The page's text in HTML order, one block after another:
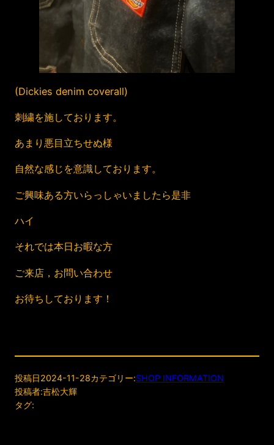
(Dickies denim coverall)
刺繍を施しております。
あまり悪目立ちせぬ様
自然な感じを意識しております。
ご興味ある方いらっしゃいましたら是非
ハイ
それでは本日お暇な方
ご来店，お問い合わせ
お待ちしております！
投稿日2024-11-28カテゴリー:SHOP INFORMATION
投稿者:吉松大輝
タグ: